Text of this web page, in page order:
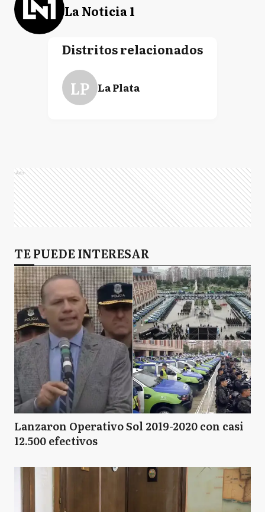
La Noticia 1
Distritos relacionados
LP La Plata
Ads
TE PUEDE INTERESAR
Lanzaron Operativo Sol 2019-2020 con casi
12.500 efectivos